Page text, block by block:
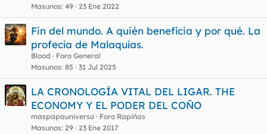
Masunos 49 23 Ene 2022
Fin del mundo. A quién beneficia y por qué. La
profecía de Malaquías.
Blood
Foro General
Masunos 85 31 Jul 2025
LA CRONOLOGÍA VITAL DEL LIGAR. THE
ECONOMY Y EL PODER DEL COÑO
maspapauniverso
Foro Rapiñas
Masunos 29 23 Ene 2017